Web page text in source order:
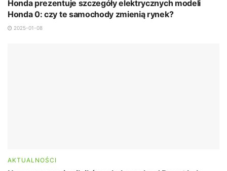
Honda prezentuje szczegóły elektrycznych modeli
Honda 0: czy te samochody zmienią rynek?
2025-01-08
AKTUALNOŚCI